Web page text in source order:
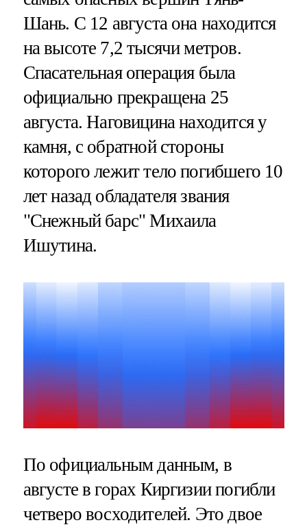
Шань. С 12 августа она находится
на высоте 7,2 тысячи метров.
Спасательная операция была
официально прекращена 25
августа. Наговицина находится у
камня, с обратной стороны
которого лежит тело погибшего 10
лет назад обладателя звания
"Снежный барс" Михаила
Ишутина.
По официальным данным, в
августе в горах Киргизии погибли
четверо восходителей. Это двое